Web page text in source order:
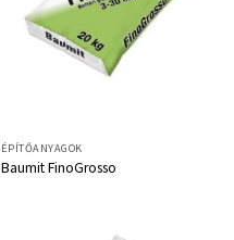
ÉPÍTŐANYAGOK
Baumit FinoGrosso